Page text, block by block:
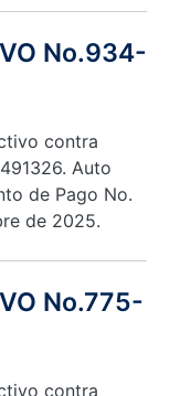
No.934-
contra
Auto
de Pago No.
de 2025.
No.775-
contra